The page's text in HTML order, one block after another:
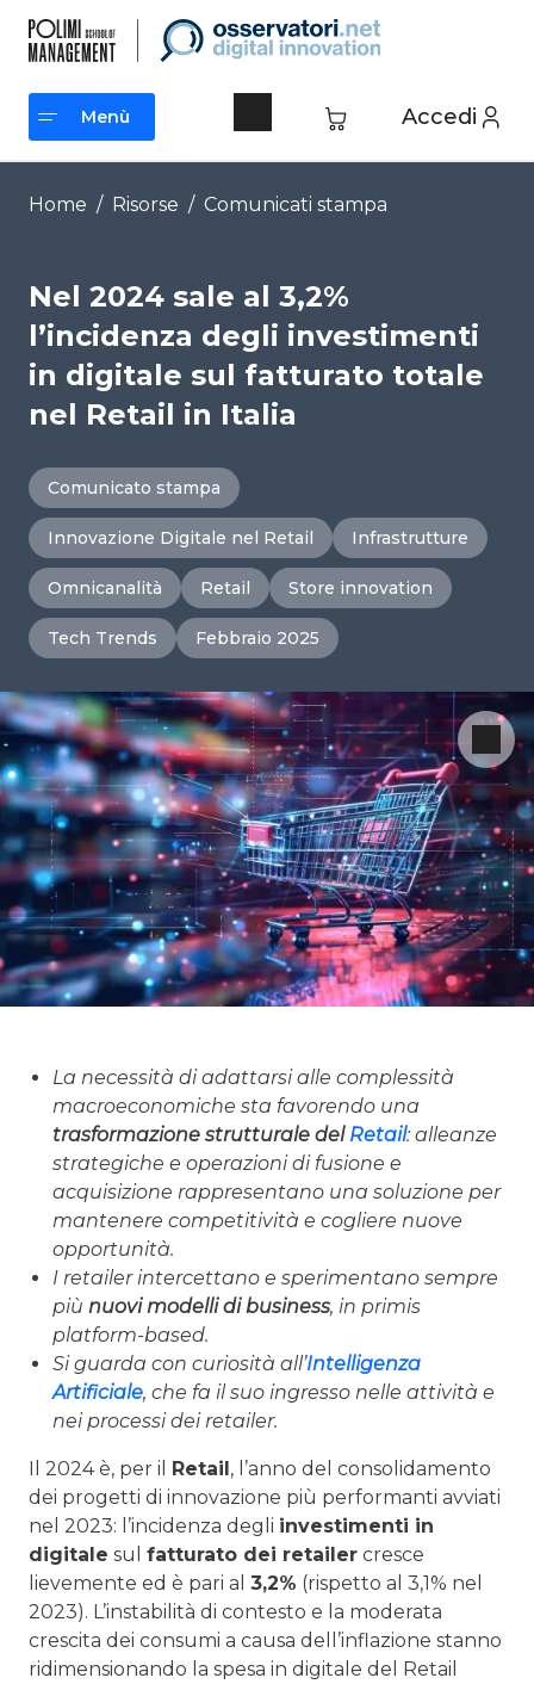
contenuto
Accedi
Menù
Menù
Home / Risorse / Comunicati stampa
Nel 2024 sale al 3,2%
l’incidenza degli investimenti
in digitale sul fatturato totale
nel Retail in Italia
Comunicato stampa
Innovazione Digitale nel Retail Infrastrutture
Omnicanalità Retail Store innovation
Tech Trends Febbraio 2025
La necessità di adattarsi alle complessità
macroeconomiche sta favorendo una
trasformazione strutturale del Retail: alleanze
strategiche e operazioni di fusione e
acquisizione rappresentano una soluzione per
mantenere competitività e cogliere nuove
opportunità.
I retailer intercettano e sperimentano sempre
più nuovi modelli di business, in primis
platform-based.
Si guarda con curiosità all’Intelligenza
Artificiale, che fa il suo ingresso nelle attività e
nei processi dei retailer.
Il 2024 è, per il Retail, l’anno del consolidamento
dei progetti di innovazione più performanti avviati
nel 2023: l’incidenza degli investimenti in
digitale sul fatturato dei retailer cresce
lievemente ed è pari al 3,2% (rispetto al 3,1% nel
2023). L’instabilità di contesto e la moderata
crescita dei consumi a causa dell’inflazione stanno
ridimensionando la spesa in digitale del Retail